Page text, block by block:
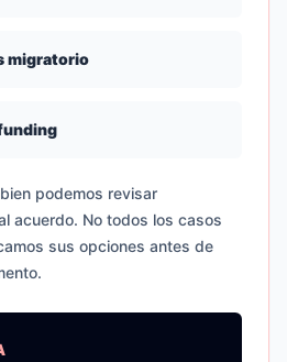
migratorio
podemos revisar
acuerdo. No todos los casos
sus opciones antes de